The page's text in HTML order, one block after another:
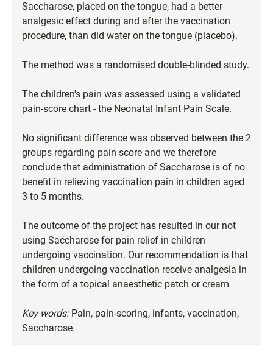
Saccharose, placed on the tongue, had a better
analgesic effect during and after the vaccination
procedure, than did water on the tongue (placebo).
The method was a randomised double-blinded study.
The children's pain was assessed using a validated
pain-score chart - the Neonatal Infant Pain Scale.
No significant difference was observed between the 2
groups regarding pain score and we therefore
conclude that administration of Saccharose is of no
benefit in relieving vaccination pain in children aged
3 to 5 months.
The outcome of the project has resulted in our not
using Saccharose for pain relief in children
undergoing vaccination. Our recommendation is that
children undergoing vaccination receive analgesia in
the form of a topical anaesthetic patch or cream
Key words:Pain, pain-scoring, infants, vaccination,
Saccharose.